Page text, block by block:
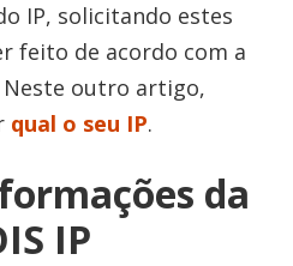
IP, solicitando estes
feito de acordo com a
Neste outro artigo,
qual o seu IP.
da
IP